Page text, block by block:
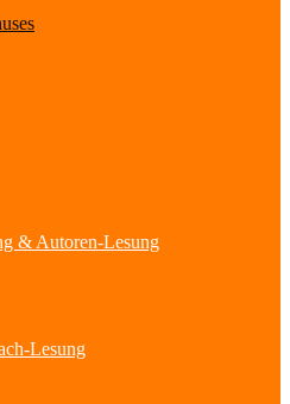
& Autoren-Lesung
Lesung